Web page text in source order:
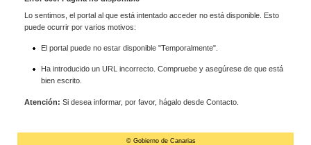
Lo sentimos, el portal al que está intentado acceder no está disponible. Esto
puede ocurrir por varios motivos:
El portal puede no estar disponible "Temporalmente".
Ha introducido un URL incorrecto. Compruebe y asegúrese de que está
bien escrito.
Atención: Si desea informar, por favor, hágalo desde Contacto.
© Gobierno de Canarias